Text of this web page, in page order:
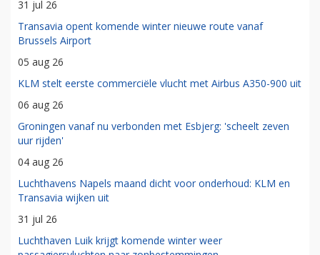
31 jul 26
Transavia opent komende winter nieuwe route vanaf
Brussels Airport
05 aug 26
KLM stelt eerste commerciële vlucht met Airbus A350-900 uit
06 aug 26
Groningen vanaf nu verbonden met Esbjerg: 'scheelt zeven
uur rijden'
04 aug 26
Luchthavens Napels maand dicht voor onderhoud: KLM en
Transavia wijken uit
31 jul 26
Luchthaven Luik krijgt komende winter weer